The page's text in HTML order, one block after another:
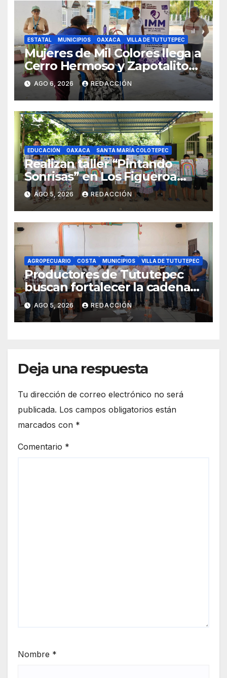
ESTATAL MUNICIPIOS OAXACA VILLA DE TUTUTEPEC
Mujeres de Mil Colores llega a
Cerro Hermoso y Zapotalito
para fortalecer redes de
apoyo y prevenir violencias
AGO 6, 2026 REDACCIÓN
EDUCACIÓN OAXACA SANTA MARÍA COLOTEPEC
Realizan taller “Pintando
Sonrisas” en Los Figueroa
como parte del Curso de
Verano
AGO 5, 2026 REDACCIÓN
AGROPECUARIO COSTA MUNICIPIOS VILLA DE TUTUTEPEC
Productores de Tututepec
buscan fortalecer la cadena
láctea regional
AGO 5, 2026 REDACCIÓN
Deja una respuesta
Tu dirección de correo electrónico no será
publicada. Los campos obligatorios están
marcados con *
Comentario *
Nombre *